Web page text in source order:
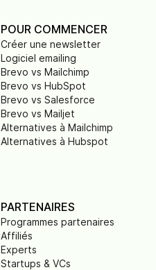
POUR COMMENCER
Créer une newsletter
Logiciel emailing
Brevo vs Mailchimp
Brevo vs HubSpot
Brevo vs Salesforce
Brevo vs Mailjet
Alternatives à Mailchimp
Alternatives à Hubspot
PARTENAIRES
Programmes partenaires
Affiliés
Experts
Startups & VCs